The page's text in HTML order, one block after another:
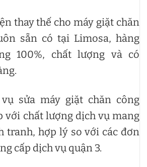
thay thế cho máy giặt chăn
sẵn có tại Limosa, hàng
100%, chất lượng và có
sửa máy giặt chăn công
với chất lượng dịch vụ mang
tranh, hợp lý so với các đơn
cấp dịch vụ quận 3.